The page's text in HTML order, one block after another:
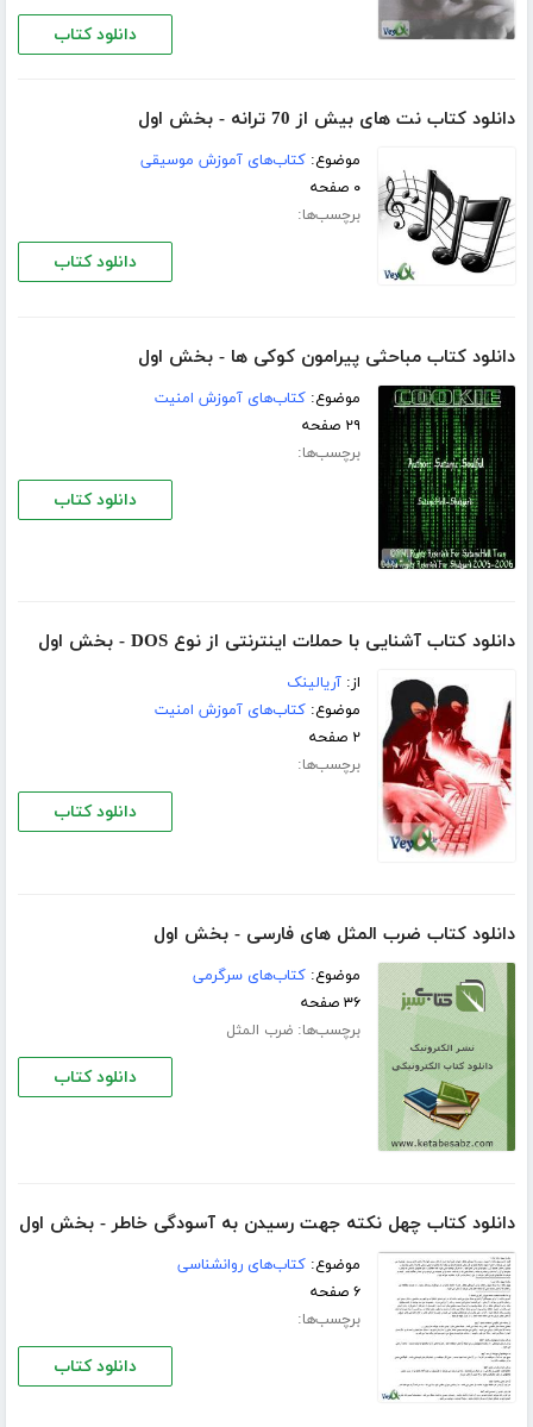
دانلود کتاب
دانلود کتاب نت های بیش از 70 ترانه - بخش اول
موضوع:کتاب‌های آموزش موسیقی
۰ صفحه
برچسب‌ها:
دانلود کتاب
دانلود کتاب مباحثی پیرامون کوکی ها - بخش اول
موضوع:کتاب‌های آموزش امنیت
۲۹ صفحه
برچسب‌ها:
دانلود کتاب
دانلود کتاب آشنایی با حملات اینترنتی از نوع DOS - بخش اول
از:آریالینک
موضوع:کتاب‌های آموزش امنیت
۲ صفحه
برچسب‌ها:
دانلود کتاب
دانلود کتاب ضرب المثل های فارسی - بخش اول
موضوع:کتاب‌های سرگرمی
۳۶ صفحه
برچسب‌ها:ضرب المثل
دانلود کتاب
دانلود کتاب چهل نکته جهت رسیدن به آسودگی خاطر - بخش اول
موضوع:کتاب‌های روانشناسی
۶ صفحه
برچسب‌ها:
دانلود کتاب